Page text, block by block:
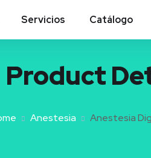
Servicios Catálogo
Product
Anestesia Anestesia